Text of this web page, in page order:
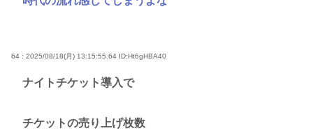
64 : 2025/08/18(月) 13:15:55.64 ID:Ht6gHBA40
ナイトチケット導入で
チケットの売り上げ枚数